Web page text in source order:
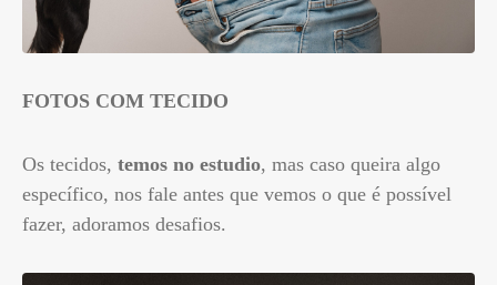
FOTOS COM TECIDO
Os tecidos, temos no estudio, mas caso queira algo
específico, nos fale antes que vemos o que é possível
fazer, adoramos desafios.